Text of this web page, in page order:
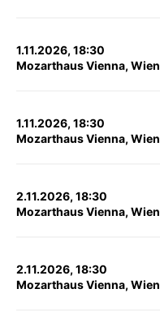
1.11.2026, 18:30
Mozarthaus Vienna, Wien
1.11.2026, 18:30
Mozarthaus Vienna, Wien
2.11.2026, 18:30
Mozarthaus Vienna, Wien
2.11.2026, 18:30
Mozarthaus Vienna, Wien